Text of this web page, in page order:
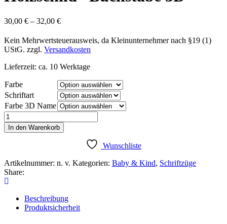
30,00 € – 32,00 €
Kein Mehrwertsteuerausweis, da Kleinunternehmer nach §19 (1)
UStG. zzgl. Versandkosten
Lieferzeit: ca. 10 Werktage
Farbe
Schriftart
Farbe 3D Name
Holzschild
"Buchstabe
3D"
In den Warenkorb
Wunschliste
Artikelnummer: n. v. Kategorien: Baby & Kind, Schriftzüge
Share:
Beschreibung
Produktsicherheit